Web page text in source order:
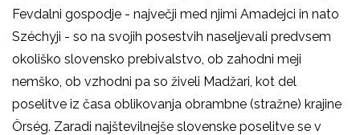
Fevdalni gospodje - največji med njimi Amadejci in nato
Széchyji - so na svojih posestvih naseljevali predvsem
okoliško slovensko prebivalstvo, ob zahodni meji
nemško, ob vzhodni pa so živeli Madžari, kot del
poselitve iz časa oblikovanja obrambne (stražne) krajine
Örség. Zaradi najštevilnejše slovenske poselitve se v